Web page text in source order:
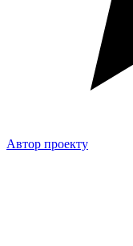
Автор проекту